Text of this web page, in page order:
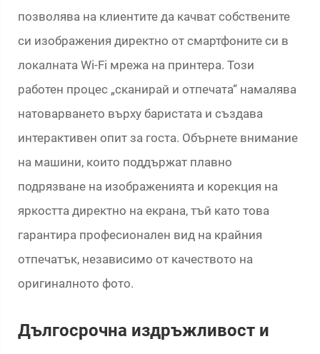
позволява на клиентите да качват собствените
си изображения директно от смартфоните си в
локалната Wi-Fi мрежа на принтера. Този
работен процес „сканирай и отпечата“ намалява
натоварването върху баристата и създава
интерактивен опит за госта. Обърнете внимание
на машини, които поддържат плавно
подрязване на изображенията и корекция на
яркостта директно на екрана, тъй като това
гарантира професионален вид на крайния
отпечатък, независимо от качеството на
оригиналното фото.
Дългосрочна издръжливост и